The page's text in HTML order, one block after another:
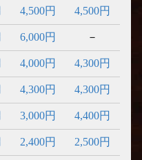
4,500円 4,500円
6,000円 －
4,000円 4,300円
4,300円 4,300円
3,000円 4,400円
2,400円 2,500円